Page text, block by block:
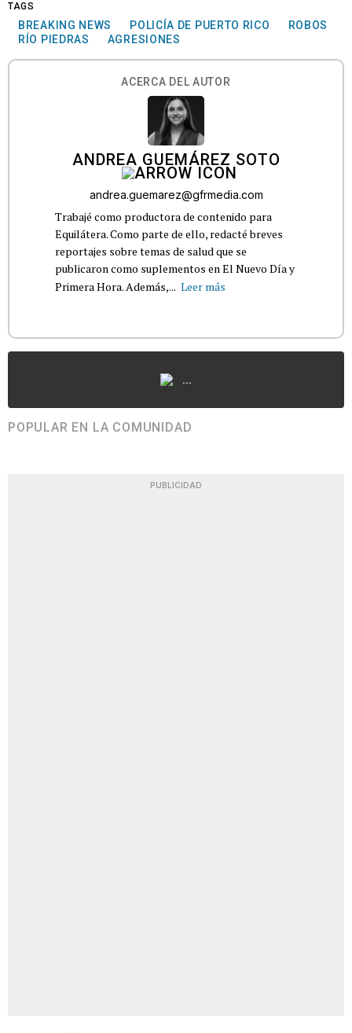
TAGS
BREAKING NEWS POLICÍA DE PUERTO RICO
ROBOS
RÍO PIEDRAS
AGRESIONES
ACERCA DEL AUTOR
ANDREA GUEMÁREZ SOTO
andrea.guemarez@gfrmedia.com
Trabajé como productora de contenido para
Equilátera. Como parte de ello, redacté breves
reportajes sobre temas de salud que se
publicaron como suplementos en El Nuevo Día y
Primera Hora. Además,... Leer más
...
POPULAR EN LA COMUNIDAD
PUBLICIDAD